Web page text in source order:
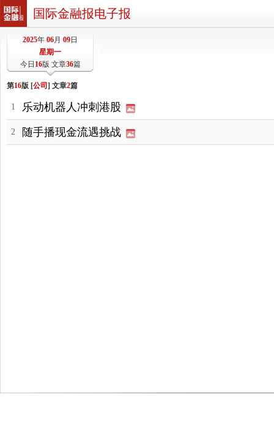
国际金融报电子报
2025年 06月 09日
星期一
今日 16版 文章36篇
第16版 [公司 ] 文章2篇
1 乐动机器人冲刺港股
2 随手播现金流遇挑战